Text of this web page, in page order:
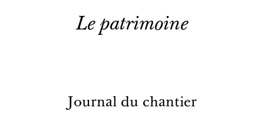
Le patrimoine
Journal du chantier